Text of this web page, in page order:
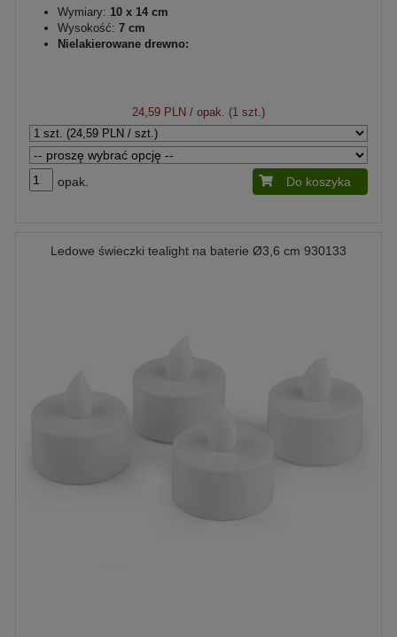
Wymiary: 10 x 14 cm
Wysokość: 7 cm
Nielakierowane drewno:
24,59 PLN / opak. (1 szt.)
opak. Do koszyka
Ledowe świeczki tealight na baterie Ø3,6 cm 930133